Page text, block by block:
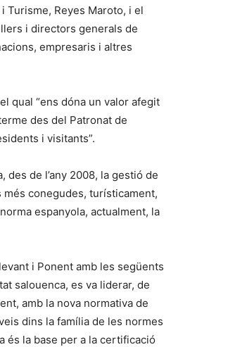
Turisme, Reyes Maroto, i el
i directors generals de
empresaris i altres
qual “ens dóna un valor afegit
des del Patronat de
i visitants”.
de l’any 2008, la gestió de
més conegudes, turísticament,
espanyola, actualment, la
i Ponent amb les següents
salouenca, es va liderar, de
amb la nova normativa de
dins la família de les normes
és la base per a la certificació